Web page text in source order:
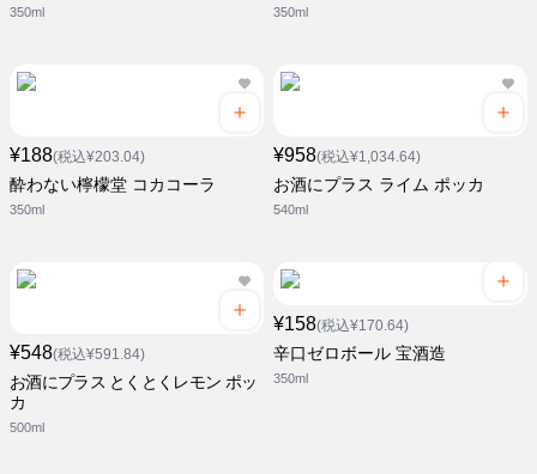
350ml 350ml
¥188(税込¥203.04)
酔わない檸檬堂 コカコーラ
350ml
¥958(税込¥1,034.64)
お酒にプラス ライム ポッカ
540ml
¥548(税込¥591.84)
お酒にプラス とくとくレモン ポッ
カ
500ml
¥158(税込¥170.64)
辛口ゼロボール 宝酒造
350ml